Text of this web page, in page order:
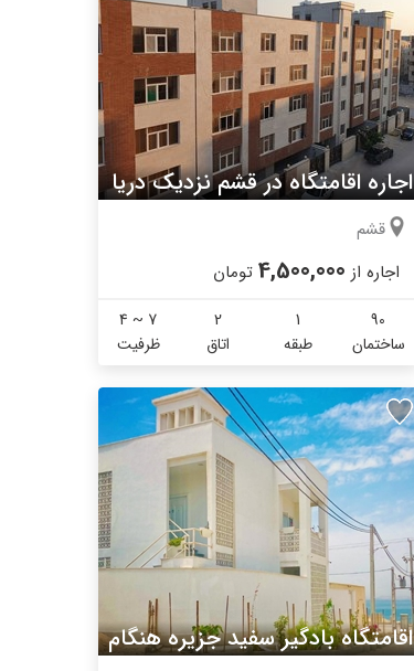
اجاره اقامتگاه در قشم نزدیک دریا
قشم
اجاره از 4,500,000 تومان
90
ساختمان
1
طبقه
2
اتاق
4 ~ 7
ظرفیت
اقامتگاه بادگیر سفید جزیره هنگام